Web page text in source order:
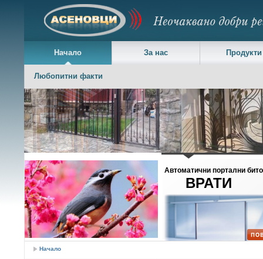
Начало За нас Продукти
Любопитни факти
Автоматични портални
ВРАТИ
Начало